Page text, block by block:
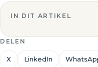
IN DIT ARTIKEL
DELEN
X LinkedIn